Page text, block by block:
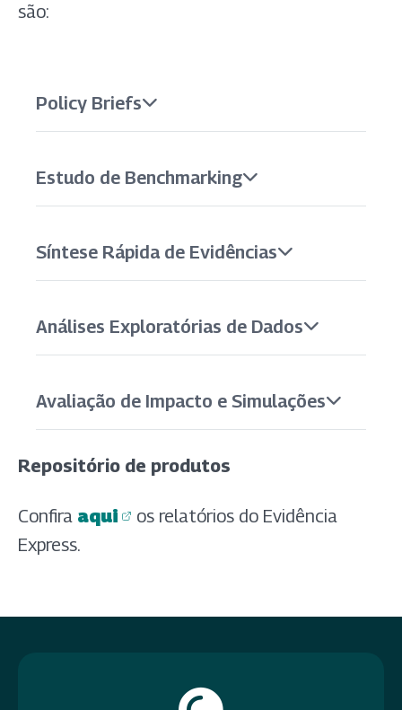
são:
Policy Briefs
Estudo de Benchmarking
Síntese Rápida de Evidências
Análises Exploratórias de Dados
Avaliação de Impacto e Simulações
Repositório de produtos
Confira aqui
(abre em nova aba)
(abre em nova aba)
os relatórios do Evidência
Express.